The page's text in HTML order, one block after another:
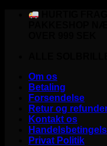
Fortsæt
Om os
Betaling
Forsendelse
Retur og
Kontakt os
Privat Politik